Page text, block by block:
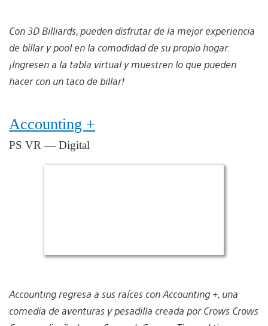
Con 3D Billiards, pueden disfrutar de la mejor experiencia
de billar y pool en la comodidad de su propio hogar.
¡Ingresen a la tabla virtual y muestren lo que pueden
hacer con un taco de billar!
Accounting +
PS VR — Digital
Accounting regresa a sus raíces con Accounting +, una
comedia de aventuras y pesadilla creada por Crows Crows